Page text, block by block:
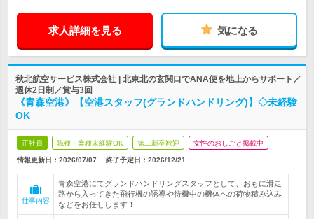
求人詳細を見る 気になる
秋北航空サービス株式会社 | 北東北の玄関口でANA便を地上からサポート／
週休2日制／賞与3回
《青森空港》【空港スタッフ(グランドハンドリング)】◇未経験
OK
正社員 職種・業種未経験OK 第二新卒歓迎 女性のおしごと掲載中
情報更新日：2026/07/07 終了予定日： 2026/12/21
仕事内容
青森空港にてグランドハンドリングスタッフとして、おもに滑走
路から入ってきた飛行機の誘導や待機中の機体への荷物積み込み
などをお任せします！